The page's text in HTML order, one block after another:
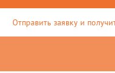
Отправить заявку и